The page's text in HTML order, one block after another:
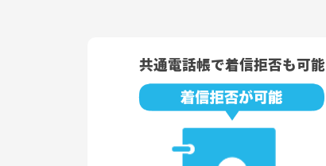
共通電話帳で着信拒否も可能